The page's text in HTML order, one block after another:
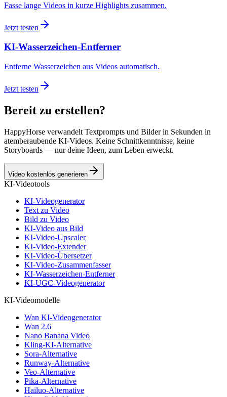
Fasse lange Videos in kurze Highlights zusammen.
Jetzt testen
KI-Wasserzeichen-Entferner
Entferne Wasserzeichen aus Videos automatisch.
Jetzt testen
Bereit zu erstellen?
HappyHorse verwandelt Textprompts und Bilder in Sekunden in
atemberaubende KI-Videos. Keine Schnittkenntnisse, keine
Storyboards — nur deine Ideen, zum Leben erweckt.
Video kostenlos generieren
KI-Videotools
KI-Videogenerator
Text zu Video
Bild zu Video
KI-Video aus Bild
KI-Video-Upscaler
KI-Video-Extender
KI-Video-Übersetzer
KI-Video-Zusammenfasser
KI-Wasserzeichen-Entferner
KI-UGC-Videogenerator
KI-Videomodelle
Wan KI-Videogenerator
Wan 2.6
Nano Banana Video
Kling-KI-Alternative
Sora-Alternative
Runway-Alternative
Veo-Alternative
Pika-Alternative
Hailuo-Alternative